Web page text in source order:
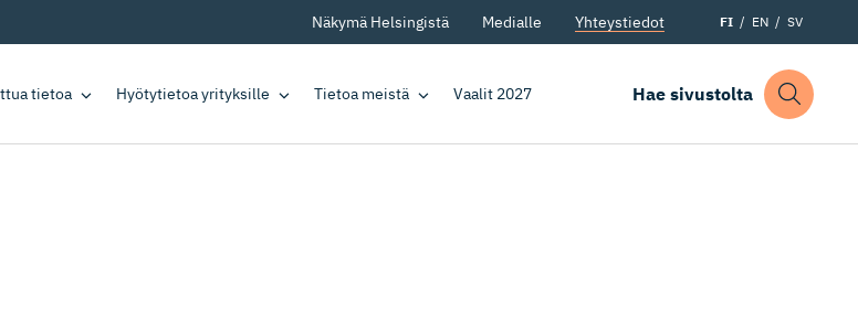
Näkymä Helsingistä Medialle Yhteystiedot FI EN SV
tietoa Hyötytietoa yrityksille Tietoa meistä Vaalit 2027 Hae sivustolta